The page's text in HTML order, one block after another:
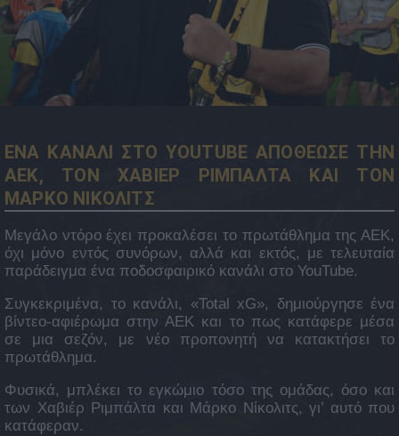
ΕΝΑ ΚΑΝΑΛΙ ΣΤΟ YOUTUBE ΑΠΟΘΕΩΣΕ ΤΗΝ
ΑΕΚ, ΤΟΝ ΧΑΒΙΕΡ ΡΙΜΠΑΛΤΑ ΚΑΙ ΤΟΝ
ΜΑΡΚΟ ΝΙΚΟΛΙΤΣ
Μεγάλο ντόρο έχει προκαλέσει το πρωτάθλημα της ΑΕΚ,
όχι μόνο εντός συνόρων, αλλά και εκτός, με τελευταία
παράδειγμα ένα ποδοσφαιρικό κανάλι στο YouTube.
Συγκεκριμένα, το κανάλι, «Total xG», δημιούργησε ένα
βίντεο-αφιέρωμα στην ΑΕΚ και το πως κατάφερε μέσα
σε μια σεζόν, με νέο προπονητή να κατακτήσει το
πρωτάθλημα.
Φυσικά, μπλέκει το εγκώμιο τόσο της ομάδας, όσο και
των Χαβιέρ Ριμπάλτα και Μάρκο Νίκολιτς, γι’ αυτό που
κατάφεραν.